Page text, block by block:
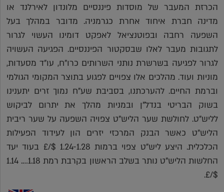
הכרזת המעבר של מוסדות פיננסיים מלונדון לאירלנד או
מדינה חברת איחוד אחרת כגרמניה. מדובר במהלך בעל
השפעה רחבה ובפוטנציאל לאפקט דומינו העשוי לגרור
לתגובות מעבר לאלו שבסקטור הפיננסיים. הפגיעה העשויה
לגרור לפגיעה בשרשרת נותני השרותים כרו"ח, עו"ד מסעדות,
מוניות ועוד. מהלכים אלו צפויים לפגוע בתוצר המקומי הגולמי
וברמת החיים. להערכתנו, בסביבת שע"ח נמוך זרים יתענינו
בשוק הבריטי בנדל"ן ובמניות מהלך את יתרום לביקוש
לליש"ט. לחולשת שער הליש"ט צפויה השפעה על שער ריבית
הליש"ט כאשר הבנק המרכזי יזרים הון לעידוד הפעילות
הכלכלית. היצע ליש"ט צפוי ברמות 1.24-1.28 $/£ בעוד יעד
החלשות הליש"ט נותר בשלב הראשון בקרבת רמת 1.18…. 1.14
$/£.